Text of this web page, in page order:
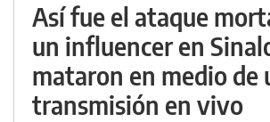
Así fue el ataque
un influencer en
mataron en medio de
transmisión en vivo